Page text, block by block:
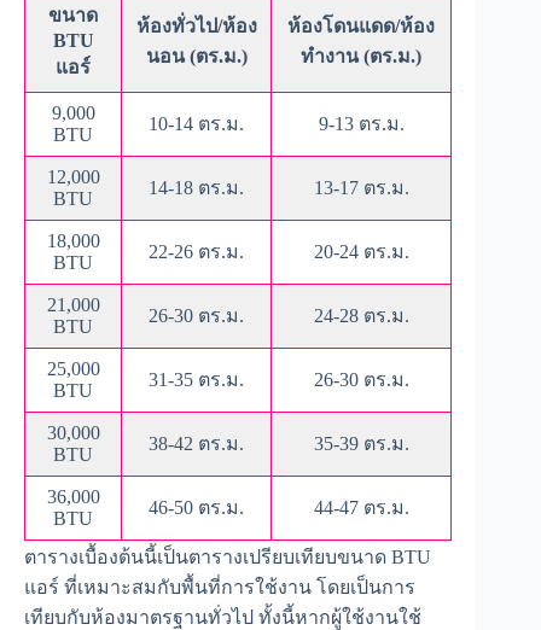
ขนาด
BTU
แอร์
ห้องทั่วไป/ห้อง
นอน (ตร.ม.)
ห้องโดนแดด/ห้อง
ทำงาน (ตร.ม.)
9,000
BTU
10-14 ตร.ม. 9-13 ตร.ม.
12,000
BTU
14-18 ตร.ม. 13-17 ตร.ม.
18,000
BTU
22-26 ตร.ม. 20-24 ตร.ม.
21,000
BTU
26-30 ตร.ม. 24-28 ตร.ม.
25,000
BTU
31-35 ตร.ม. 26-30 ตร.ม.
30,000
BTU
38-42 ตร.ม. 35-39 ตร.ม.
36,000
BTU
46-50 ตร.ม. 44-47 ตร.ม.
ตารางเบื้องต้นนี้เป็นตารางเปรียบเทียบขนาด BTU
แอร์ ที่เหมาะสมกับพื้นที่การใช้งาน โดยเป็นการ
เทียบกับห้องมาตรฐานทั่วไป ทั้งนี้หากผู้ใช้งานใช้